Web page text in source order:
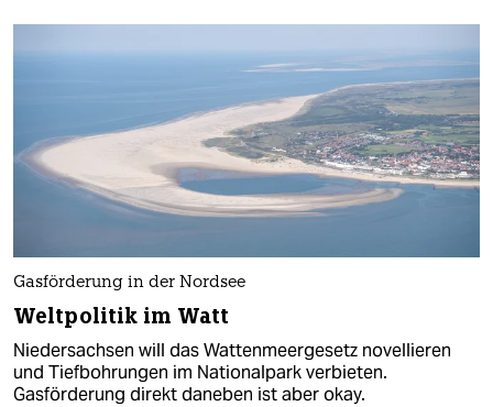
Gasförderung in der Nordsee
Weltpolitik im Watt
Niedersachsen will das Wattenmeergesetz novellieren
und Tiefbohrungen im Nationalpark verbieten.
Gasförderung direkt daneben ist aber okay.